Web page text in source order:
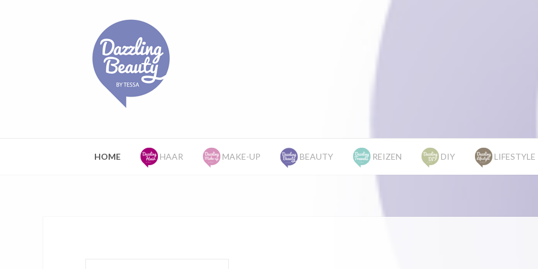
HOME HAAR MAKE-UP BEAUTY REIZEN DIY LIFESTYLE